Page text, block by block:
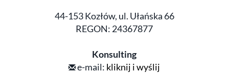
44-153 Kozłów, ul. Ułańska 66
REGON: 24367877
Konsulting
e-mail: kliknij i wyślij